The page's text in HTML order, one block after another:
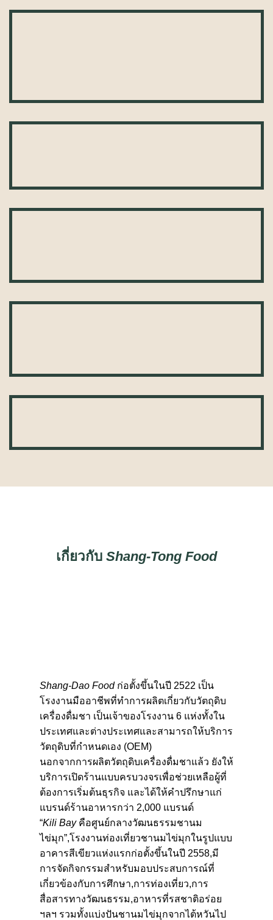
เกี่ยวกับ Shang-Tong Food
Shang-Dao Foodก่อตั้งขึ้นในปี 2522 เป็น
โรงงานมืออาชีพที่ทำการผลิตเกี่ยวกับวัตถุดิบ
เครื่องดื่มชา เป็นเจ้าของโรงงาน 6 แห่งทั้งใน
ประเทศและต่างประเทศและสามารถให้บริการ
วัตถุดิบที่กําหนดเอง (OEM)
นอกจากการผลิตวัตถุดิบเครื่องดื่มชาแล้ว ยังให้
บริการเปิดร้านแบบครบวงจรเพื่อช่วยเหลือผู้ที่
ต้องการเริ่มต้นธุรกิจ และได้ให้คําปรึกษาแก่
แบรนด์ร้านอาหารกว่า 2,000 แบรนด์
“Kili Bayคือศูนย์กลางวัฒนธรรมชานม
ไข่มุก”,โรงงานท่องเที่ยวชานมไข่มุกในรูปแบบ
อาคารสีเขียวแห่งแรกก่อตั้งขึ้นในปี 2558,มี
การจัดกิจกรรมสําหรับมอบประสบการณ์ที่
เกี่ยวข้องกับการศึกษา,การท่องเที่ยว,การ
สื่อสารทางวัฒนธรรม,อาหารที่รสชาติอร่อย
ฯลฯ รวมทั้งแบ่งปันชานมไข่มุกจากไต้หวันไป